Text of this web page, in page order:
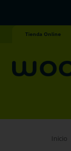
Tienda Online